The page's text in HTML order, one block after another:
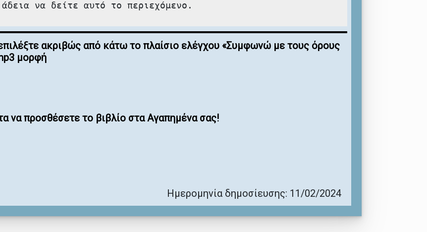
να δείτε αυτό το περιεχόμενο.
ακριβώς από κάτω το πλαίσιο ελέγχου «Συμφωνώ με τους όρους
μορφή
να προσθέσετε το βιβλίο στα Αγαπημένα σας!
Ημερομηνία δημοσίευσης: 11/02/2024